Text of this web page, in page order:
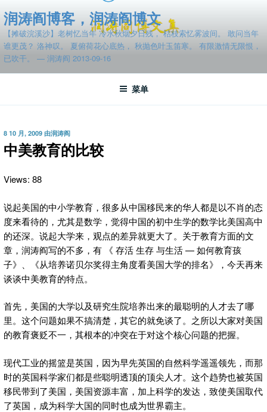
至
容
润涛阎博客，润涛阎博文
【摊破浣溪沙】老树忆当年 冷水秋烟夕日残， 枯枝索忆雾波间。 敢问当年
谁更茂？ 洛神叹。 夏俯荷花心底热， 秋抛色叶玉笛寒。 有限激情无限恨，
已吹干。 — 润涛阎 2013-09-16
菜单
发
于
8 10 月, 2009 由润涛阎
中美教育的比较
Views: 88
说起美国的中小学教育，很多从中国移民来的华人都是以不肖的态
度来看待的，尤其是数学，觉得中国的初中生学的数学比美国高中
的还深。说起大学来，观点的差异就更大了。关于教育方面的文
章，润涛阎写的不多，有 《 存活 生存 与生活 — 如何教育孩
子》、《从培养诺贝尔奖得主角度看美国大学的排名》，今天再来
谈谈中美教育的特点。
首先，美国的大学以及研究生院培养出来的最聪明的人才去了哪
里。这个问题如果不搞清楚，其它的就免谈了。之所以大家对美国
的教育褒贬不一，其根本的冲突在于对这个核心问题的把握。
现代工业的摇篮是英国，因为早先英国的自然科学遥遥领先，而那
时的英国科学家们都是些聪明透顶的顶尖人才。这个趋势也被英国
移民带到了美国，美国资源丰富，加上科学的发达，致使美国取代
了英国，成为科学大国的同时也成为世界霸主。